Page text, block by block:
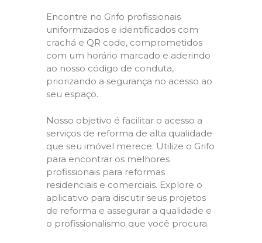
Encontre no Grifo profissionais
uniformizados e identificados com
crachá e QR code, comprometidos
com um horário marcado e aderindo
ao nosso código de conduta,
priorizando a segurança no acesso ao
seu espaço.
Nosso objetivo é facilitar o acesso a
serviços de reforma de alta qualidade
que seu imóvel merece. Utilize o Grifo
para encontrar os melhores
profissionais para reformas
residenciais e comerciais. Explore o
aplicativo para discutir seus projetos
de reforma e assegurar a qualidade e
o profissionalismo que você procura.